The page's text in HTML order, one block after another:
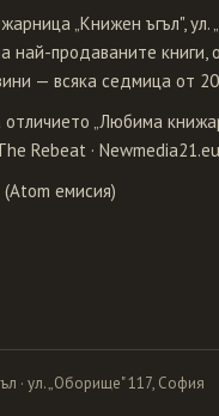
„Книжен ъгъл",
най-продаваните книги,
— всяка седмица от
„Любима
Rebeat · Newmedia21.eu
емисия)
· ул. „Оборище" 117, София